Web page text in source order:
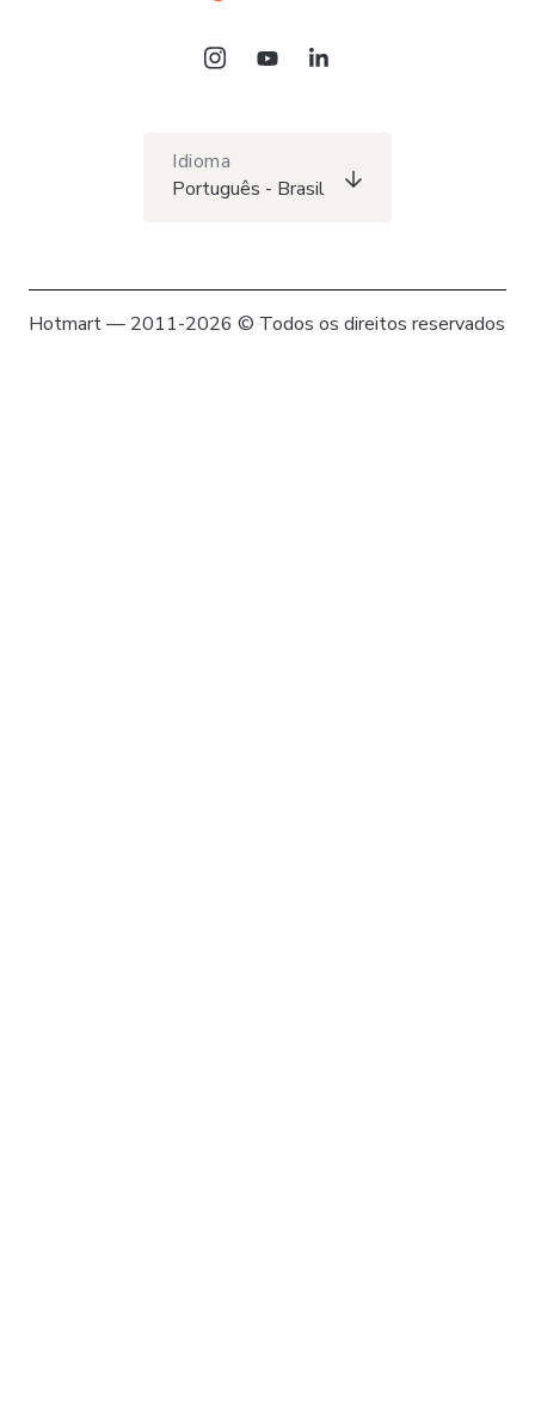
Idioma
Português - Brasil
Hotmart — 2011-2026 © Todos os direitos reservados